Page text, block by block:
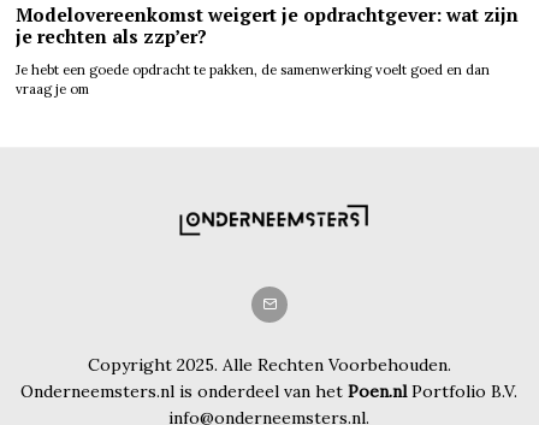
Modelovereenkomst weigert je opdrachtgever: wat zijn
je rechten als zzp’er?
Je hebt een goede opdracht te pakken, de samenwerking voelt goed en dan
vraag je om
Copyright 2025. Alle Rechten Voorbehouden.
Onderneemsters.nl is onderdeel van hetPoen.nlPortfolio B.V.
info@onderneemsters.nl.